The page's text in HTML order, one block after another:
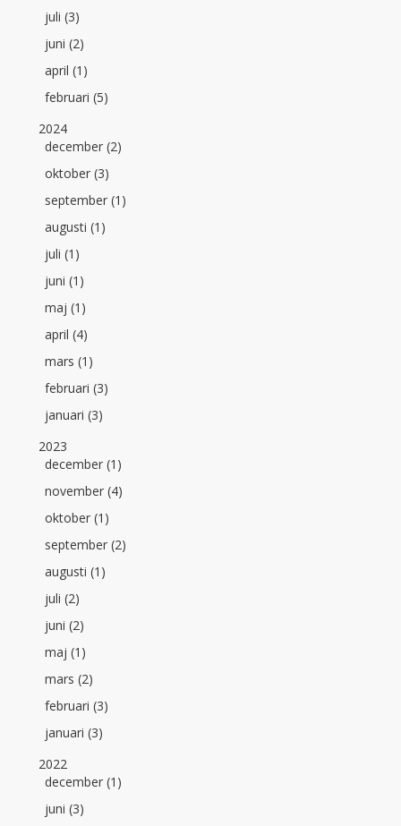
juli (3)
juni (2)
april (1)
februari (5)
2024
december (2)
oktober (3)
september (1)
augusti (1)
juli (1)
juni (1)
maj (1)
april (4)
mars (1)
februari (3)
januari (3)
2023
december (1)
november (4)
oktober (1)
september (2)
augusti (1)
juli (2)
juni (2)
maj (1)
mars (2)
februari (3)
januari (3)
2022
december (1)
juni (3)